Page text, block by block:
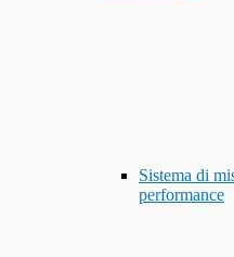
Sistema di
performance